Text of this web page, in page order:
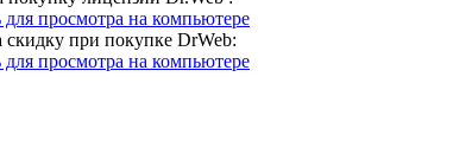
для просмотра на компьютере
при покупке DrWeb:
для просмотра на компьютере